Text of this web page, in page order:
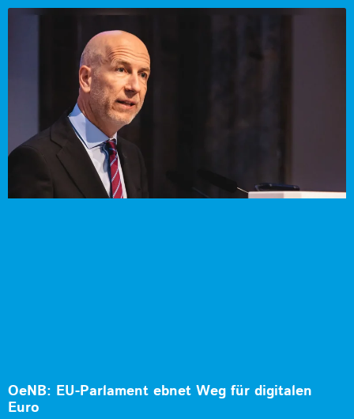
OeNB: EU-Parlament ebnet Weg für digitalen
Euro